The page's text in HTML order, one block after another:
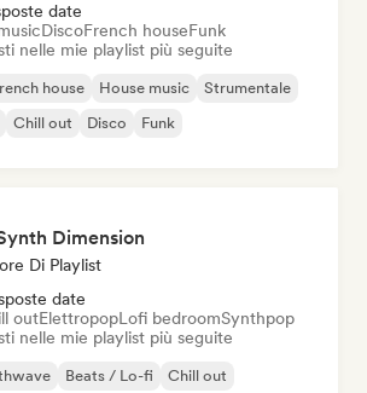
date
DiscoFrench houseFunk
nelle mie playlist più seguite
house House music
Strumentale
Chill out Disco Funk
Dimension
Di Playlist
date
outElettropopLofi bedroomSynthpop
nelle mie playlist più seguite
Beats / Lo-fi
Chill out